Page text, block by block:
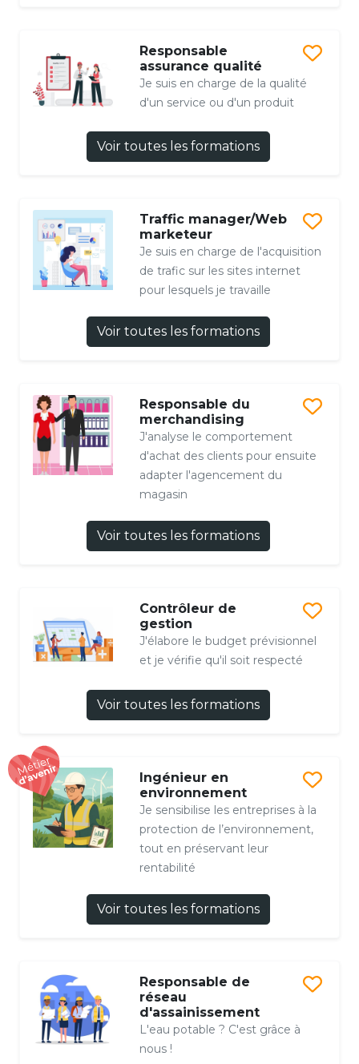
Responsable
assurance qualité
Je suis en charge de la qualité
d'un service ou d'un produit
Voir toutes les formations
Traffic manager/Web
marketeur
Je suis en charge de l'acquisition
de trafic sur les sites internet
pour lesquels je travaille
Voir toutes les formations
Responsable du
merchandising
J'analyse le comportement
d'achat des clients pour ensuite
adapter l'agencement du
magasin
Voir toutes les formations
Contrôleur de
gestion
J'élabore le budget prévisionnel
et je vérifie qu'il soit respecté
Voir toutes les formations
Ingénieur en
environnement
Je sensibilise les entreprises à la
protection de l’environnement,
tout en préservant leur
rentabilité
Voir toutes les formations
Responsable de
réseau
d'assainissement
L'eau potable ? C'est grâce à
nous !